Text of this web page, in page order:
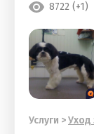
8722 (+1)
Услуги >Уход